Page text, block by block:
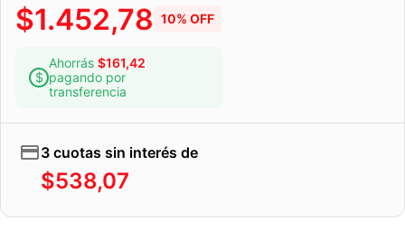
$1.452,78 10% OFF
Ahorrás $161,42
pagando por
transferencia
3 cuotas sin interés de
$538,07